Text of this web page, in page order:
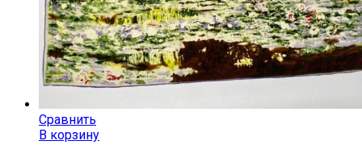
Сравнить
В корзину